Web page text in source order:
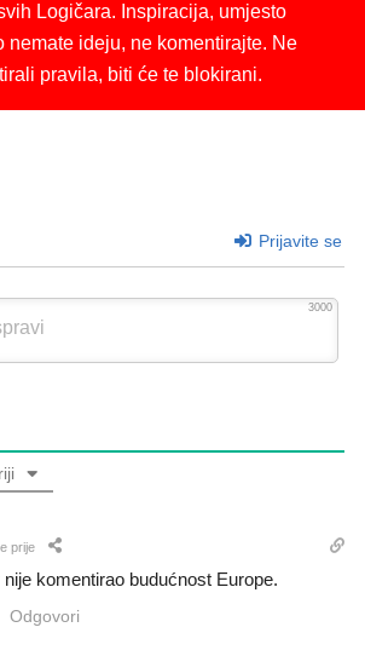
Logičara. Inspiracija, umjesto
nemate ideju, ne komentirajte. Ne
pravila, biti će te blokirani.
Prijavite se
3000
prije
komentirao budućnost Europe.
Odgovori